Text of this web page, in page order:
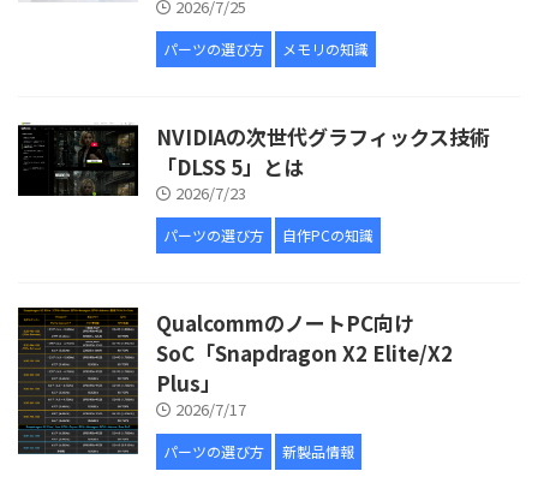
2026/7/25
パーツの選び方 メモリの知識
NVIDIAの次世代グラフィックス技術
「DLSS 5」とは
2026/7/23
パーツの選び方 自作PCの知識
QualcommのノートPC向け
SoC「Snapdragon X2 Elite/X2
Plus」
2026/7/17
パーツの選び方 新製品情報